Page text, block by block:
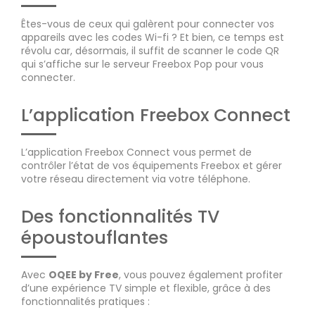
Êtes-vous de ceux qui galèrent pour connecter vos
appareils avec les codes Wi-fi ? Et bien, ce temps est
révolu car, désormais, il suffit de scanner le code QR
qui s’affiche sur le serveur Freebox Pop pour vous
connecter.
L’application Freebox Connect
L’application Freebox Connect vous permet de
contrôler l’état de vos équipements Freebox et gérer
votre réseau directement via votre téléphone.
Des fonctionnalités TV
époustouflantes
Avec OQEE by Free, vous pouvez également profiter
d’une expérience TV simple et flexible, grâce à des
fonctionnalités pratiques :